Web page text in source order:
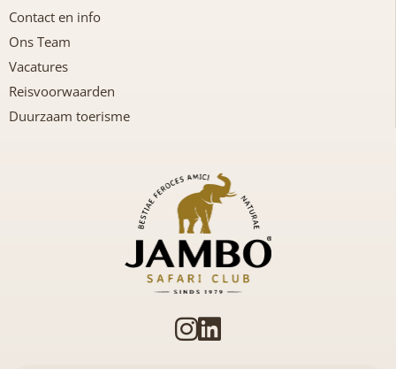
Contact en info
Ons Team
Vacatures
Reisvoorwaarden
Duurzaam toerisme